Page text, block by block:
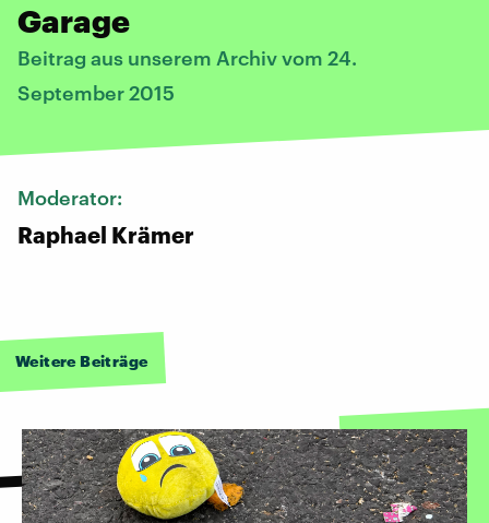
Garage
Beitrag aus unserem Archiv vom 24.
September 2015
Moderator:
Raphael Krämer
Weitere Beiträge